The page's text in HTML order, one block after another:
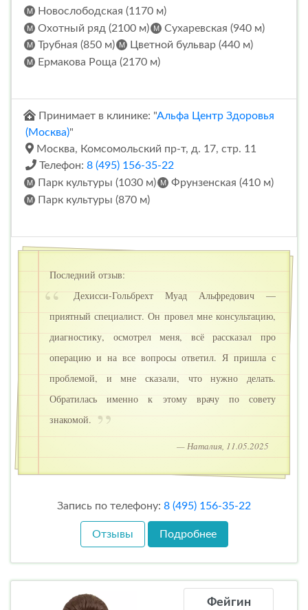
Новослободская (1170 м)
Охотный ряд (2100 м)
Сухаревская (940 м)
Трубная (850 м)
Цветной бульвар (440 м)
Ермакова Роща (2170 м)
Принимает в клинике: "Альфа Центр Здоровья
(Москва)"
Москва, Комсомольский пр-т, д. 17, стр. 11
Телефон: 8 (495) 156-35-22
Парк культуры (1030 м)
Фрунзенская (410 м)
Парк культуры (870 м)
Последний отзыв:
Дехисси-Гольбрехт Муад Альфредович —
приятный специалист. Он провел мне консультацию,
диагностику, осмотрел меня, всё рассказал про
операцию и на все вопросы ответил. Я пришла с
проблемой, и мне сказали, что нужно делать.
Обратилась именно к этому врачу по совету
знакомой.
— Наталия, 11.05.2025
Запись по телефону: 8 (495) 156-35-22
Отзывы Подробнее
Фейгин